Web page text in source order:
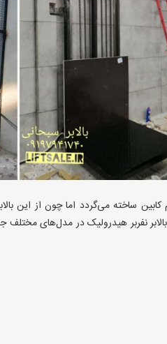
ساخته می‌گردد اما چون از این
نفربر هیدرولیک در مدل‌های